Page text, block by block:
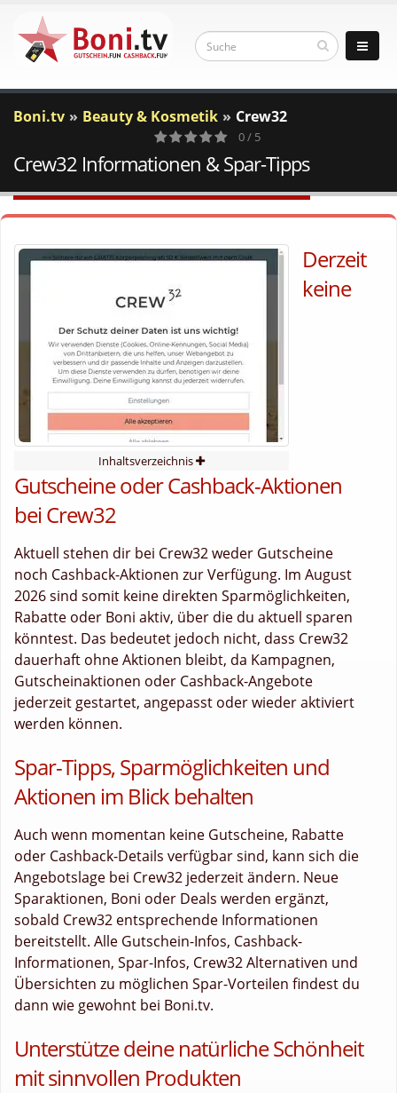
Boni.tv Beauty & Kosmetik Crew32
0
Votes
0 / 5
Crew32 Informationen & Spar-Tipps
Inhaltsverzeichnis
Derzeit
keine
Gutscheine oder Cashback-Aktionen
bei Crew32
Aktuell stehen dir bei Crew32 weder Gutscheine
noch Cashback-Aktionen zur Verfügung. Im August
2026 sind somit keine direkten Sparmöglichkeiten,
Rabatte oder Boni aktiv, über die du aktuell sparen
könntest. Das bedeutet jedoch nicht, dass Crew32
dauerhaft ohne Aktionen bleibt, da Kampagnen,
Gutscheinaktionen oder Cashback-Angebote
jederzeit gestartet, angepasst oder wieder aktiviert
werden können.
Spar-Tipps, Sparmöglichkeiten und
Aktionen im Blick behalten
Auch wenn momentan keine Gutscheine, Rabatte
oder Cashback-Details verfügbar sind, kann sich die
Angebotslage bei Crew32 jederzeit ändern. Neue
Sparaktionen, Boni oder Deals werden ergänzt,
sobald Crew32 entsprechende Informationen
bereitstellt. Alle Gutschein-Infos, Cashback-
Informationen, Spar-Infos, Crew32 Alternativen und
Übersichten zu möglichen Spar-Vorteilen findest du
dann wie gewohnt bei Boni.tv.
Unterstütze deine natürliche Schönheit
mit sinnvollen Produkten